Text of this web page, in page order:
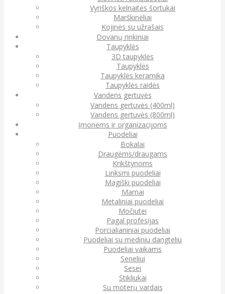
Vyriškos kelnaitės šortukai
Marškinėliai
Kojinės su užrašais
Dovanų rinkiniai
Taupyklės
3D taupyklės
Taupyklės
Taupyklės keramika
Taupyklės raidės
Vandens gertuvės
Vandens gertuvės (400ml)
Vandens gertuvės (800ml)
Įmonėms ir organizacijoms
Puodeliai
Bokalai
Draugėms/draugams
Krikštynoms
Linksmi puodeliai
Magiški puodeliai
Mamai
Metaliniai puodeliai
Močiutei
Pagal profesijas
Porcialianiniai puodeliai
Puodeliai su mediniu dangteliu
Puodeliai vaikams
Seneliui
Sesei
Stikliukai
Su moterų vardais